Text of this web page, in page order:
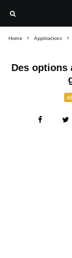
Home Applications
Des